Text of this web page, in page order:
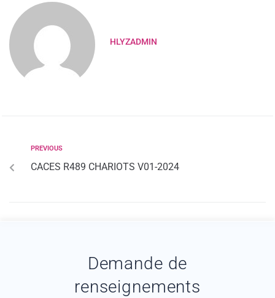
HLYZADMIN
PREVIOUS
CACES R489 CHARIOTS V01-2024
Demande de
renseignements